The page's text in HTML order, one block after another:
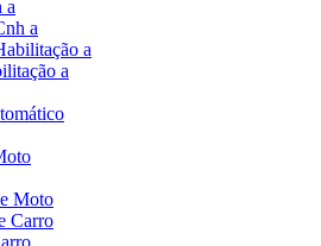
a
a
a
a
Moto
Carro